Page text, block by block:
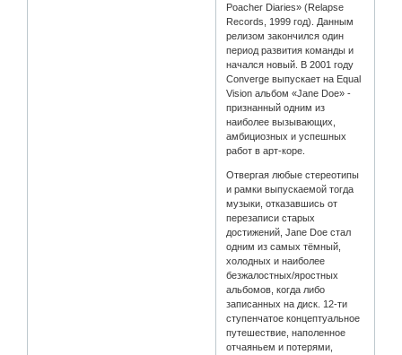
Poacher Diaries» (Relapse
Records, 1999 год). Данным
релизом закончился один
период развития команды и
начался новый. В 2001 году
Converge выпускает на Equal
Vision альбом «Jane Doe» -
признанный одним из
наиболее вызывающих,
амбициозных и успешных
работ в арт-коре.
Отвергая любые стереотипы
и рамки выпускаемой тогда
музыки, отказавшись от
перезаписи старых
достижений, Jane Doe стал
одним из самых тёмный,
холодных и наиболее
безжалостных/яростных
альбомов, когда либо
записанных на диск. 12-ти
ступенчатое концептуальное
путешествие, наполенное
отчаяньем и потерями,